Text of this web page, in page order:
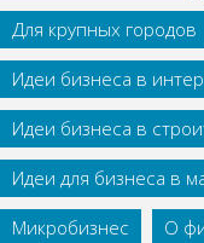
Для крупных городов
Идеи бизнеса в
Идеи бизнеса в
Идеи для бизнеса в
Микробизнес
О